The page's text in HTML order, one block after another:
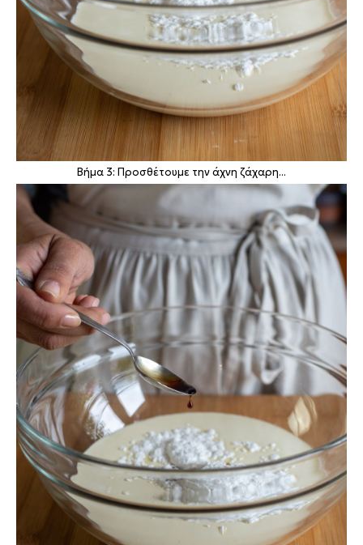
Βήμα 3: Προσθέτουμε την άχνη ζάχαρη...